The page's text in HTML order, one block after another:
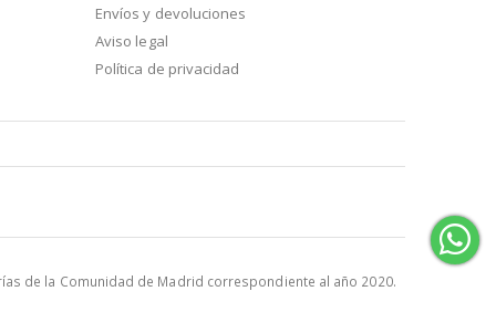
Envíos y devoluciones
Aviso legal
Política de privacidad
de la Comunidad de Madrid correspondiente al año 2020.